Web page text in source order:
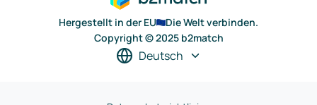
Hergestellt in der EU
Die Welt verbinden.
Copyright © 2025 b2match
Deutsch